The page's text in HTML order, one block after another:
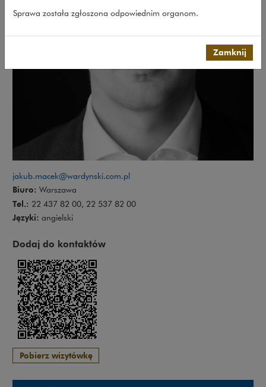
jakub.macek@wardynski.com.pl
Biuro: Warszawa
Tel.: 22 437 82 00, 22 537 82 00
Języki: angielski
Dodaj do kontaktów
Pobierz wizytówkę
Sprawa została zgłoszona odpowiednim organom.
Zamknij